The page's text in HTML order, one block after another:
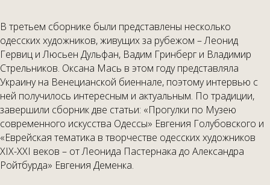
В третьем сборнике были представлены несколько
одесских художников, живущих за рубежом – Леонид
Гервиц и Люсьен Дульфан, Вадим Гринберг и Владимир
Стрельников. Оксана Мась в этом году представляла
Украину на Венецианской биеннале, поэтому интервью с
ней получилось интересным и актуальным. По традиции,
завершили сборник две статьи: «Прогулки по Музею
современного искусства Одессы» Евгения Голубовского и
«Еврейская тематика в творчестве одесских художников
XIX-XXI веков – от Леонида Пастернака до Александра
Ройтбурда» Евгения Деменка.